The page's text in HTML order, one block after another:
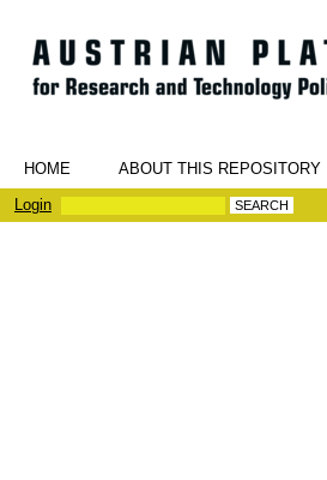
HOME ABOUT THIS REPOSITORY
Login